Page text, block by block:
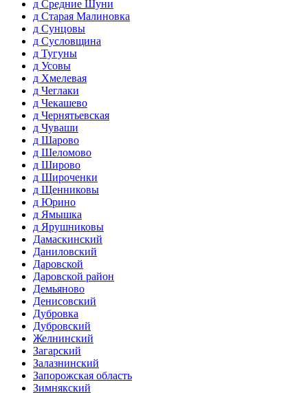
д Средние Шуни
д Старая Малиновка
д Сунцовы
д Сусловщина
д Тугуны
д Усовы
д Хмелевая
д Чеглаки
д Чекашево
д Чернятьевская
д Чуваши
д Шарово
д Шеломово
д Широво
д Широченки
д Щенниковы
д Юрино
д Ямышка
д Ярушниковы
Дамаскинский
Даниловский
Даровской
Даровской район
Демьяново
Денисовский
Дубровка
Дубровский
Желнинский
Загарский
Залазнинский
Запорожская область
Зимнякский